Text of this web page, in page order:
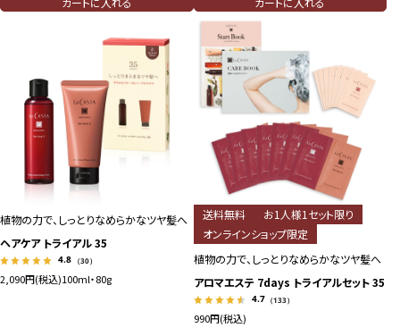
植物の力で、しっとりなめらかなツヤ髪へ
ヘアケア トライアル 35
4.8 （30）
2,090円(税込)100ml・80g
送料無料
お1人様1セット限り
オンラインショップ限定
植物の力で、しっとりなめらかなツヤ髪へ
アロマエステ 7days トライアルセット 35
4.7 （133）
990円(税込)